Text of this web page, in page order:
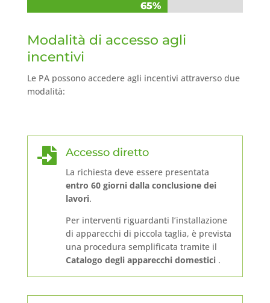
65%
65%
Modalità di accesso agli
incentivi
Le PA possono accedere agli incentivi attraverso due
modalità:
 Accesso diretto
La richiesta deve essere presentata
entro 60 giorni dalla conclusione dei
lavori.
Per interventi riguardanti l’installazione
di apparecchi di piccola taglia, è prevista
una procedura semplificata tramite il
Catalogo degli apparecchi domestici.